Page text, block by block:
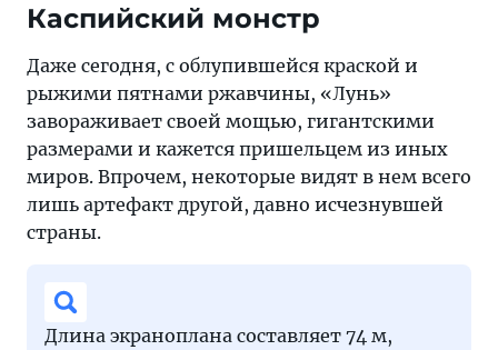
Каспийский монстр
Даже сегодня, с облупившейся краской и
рыжими пятнами ржавчины, «Лунь»
завораживает своей мощью, гигантскими
размерами и кажется пришельцем из иных
миров. Впрочем, некоторые видят в нем всего
лишь артефакт другой, давно исчезнувшей
страны.
Длина экраноплана составляет 74 м,